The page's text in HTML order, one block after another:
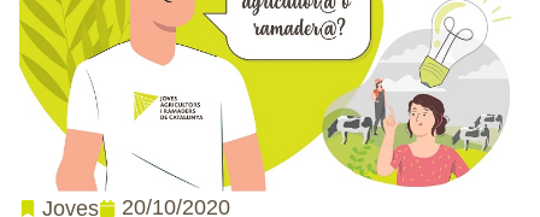
Joves 20/10/2020